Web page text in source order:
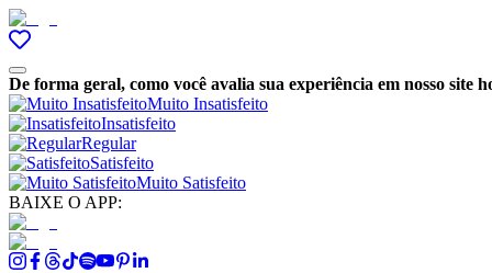
De forma geral, como você avalia sua experiência em nosso site
Muito Insatisfeito
Insatisfeito
Regular
Satisfeito
Muito Satisfeito
BAIXE O APP: